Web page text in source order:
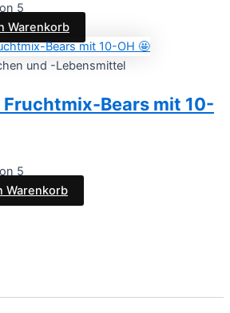
5
Warenkorb
und -Lebensmittel
Fruchtmix-Bears mit 10-
5
Warenkorb